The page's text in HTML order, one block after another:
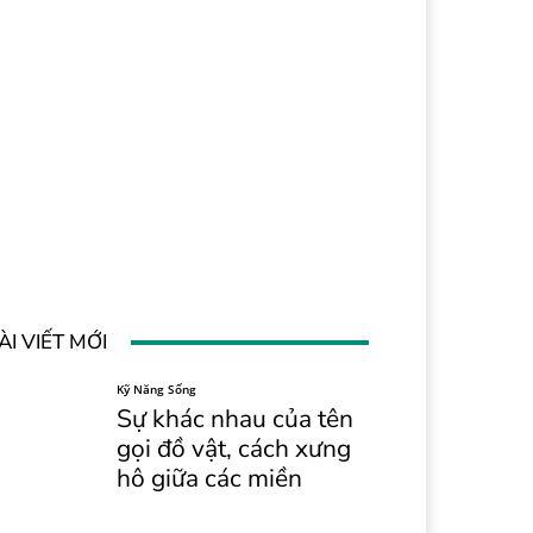
VIẾT MỚI
Kỹ Năng Sống
Sự khác nhau của tên
gọi đồ vật, cách xưng
hô giữa các miền